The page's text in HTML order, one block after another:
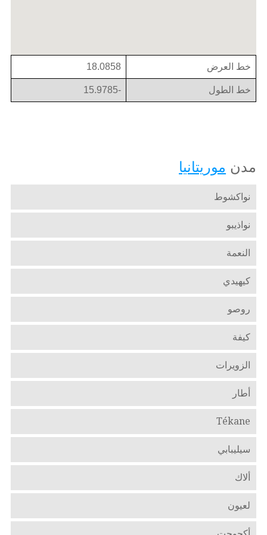
خط العرض 18.0858
خط الطول -15.9785
مدن موريتانيا
نواكشوط
نواذيبو
النعمة
كيهيدي
روصو
كيفة
الزويرات
أطار
Tékane
سيليبابي
ألاك
لعيون